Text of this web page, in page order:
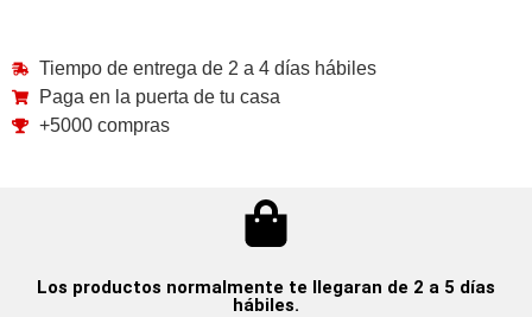
Tiempo de entrega de 2 a 4 días hábiles
Paga en la puerta de tu casa
+5000 compras
Los productos normalmente te llegaran de 2 a 5 días
hábiles.